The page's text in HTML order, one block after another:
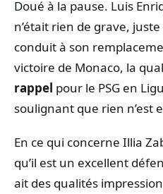
Doué à la pause. Luis
n’était rien de grave,
conduit à son
victoire de Monaco, la
rappel pour le PSG en
soulignant que rien n’est
En ce qui concerne Illia
qu’il est un excellent
ait des qualités